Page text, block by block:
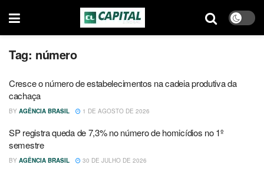
Tag: número
Cresce o número de estabelecimentos na cadeia produtiva da
cachaça
BY AGÊNCIA BRASIL 1 DE AGOSTO DE 2026
SP registra queda de 7,3% no número de homicídios no 1º
semestre
BY AGÊNCIA BRASIL 30 DE JULHO DE 2026